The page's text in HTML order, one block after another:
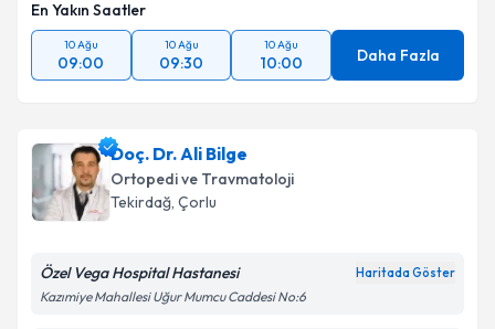
En Yakın Saatler
10 Ağu
09:00
10 Ağu
09:30
10 Ağu
10:00 Daha Fazla
Doç. Dr. Ali Bilge
Ortopedi ve Travmatoloji
Tekirdağ, Çorlu
Özel Vega Hospital Hastanesi Haritada Göster
Kazımiye Mahallesi Uğur Mumcu Caddesi No:6